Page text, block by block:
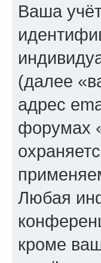
Ваша
(далее
адрес
форумах
Любая
кроме